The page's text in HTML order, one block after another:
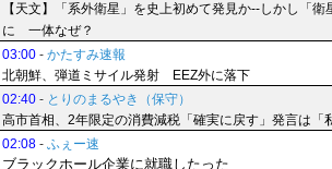
【天文】「系外衛星」を史上初めて発見か--しかし「
に 一体なぜ？
03:00 - かたすみ速報
北朝鮮、弾道ミサイル発射 EEZ外に落下
02:40 - とりのまるやき（保守）
高市首相、2年限定の消費減税「確実に戻す」発言は「
02:08 - ふぇー速
ブラックホール企業に就職したった